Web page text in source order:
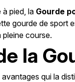
pied, la Gourde
gourde de
pleine course.
la
qui la